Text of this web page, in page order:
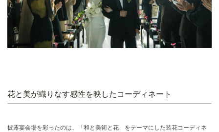
花と美が織りなす感性を映したコーディネート
披露宴会場を彩ったのは、「和と美術と花」をテーマにした装花コーディネ